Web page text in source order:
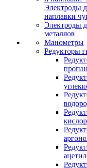
Электроды
наплавки
Электроды
металлов
Манометры
Редукторы